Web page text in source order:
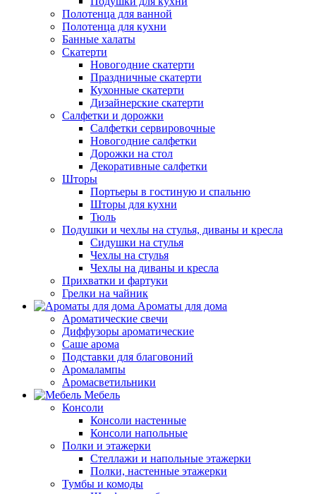
Полотенца для ванной
Полотенца для кухни
Банные халаты
Скатерти
Новогодние скатерти
Праздничные скатерти
Кухонные скатерти
Дизайнерские скатерти
Салфетки и дорожки
Салфетки сервировочные
Новогодние салфетки
Дорожки на стол
Декоративные салфетки
Шторы
Портьеры в гостиную и спальню
Шторы для кухни
Тюль
Подушки и чехлы на стулья, диваны и кресла
Сидушки на стулья
Чехлы на стулья
Чехлы на диваны и кресла
Прихватки и фартуки
Грелки на чайник
Ароматы для дома
Ароматические свечи
Диффузоры ароматические
Саше арома
Подставки для благовоний
Аромалампы
Аромасветильники
Мебель
Консоли
Консоли настенные
Консоли напольные
Полки и этажерки
Стеллажи и напольные этажерки
Полки, настенные этажерки
Тумбы и комоды